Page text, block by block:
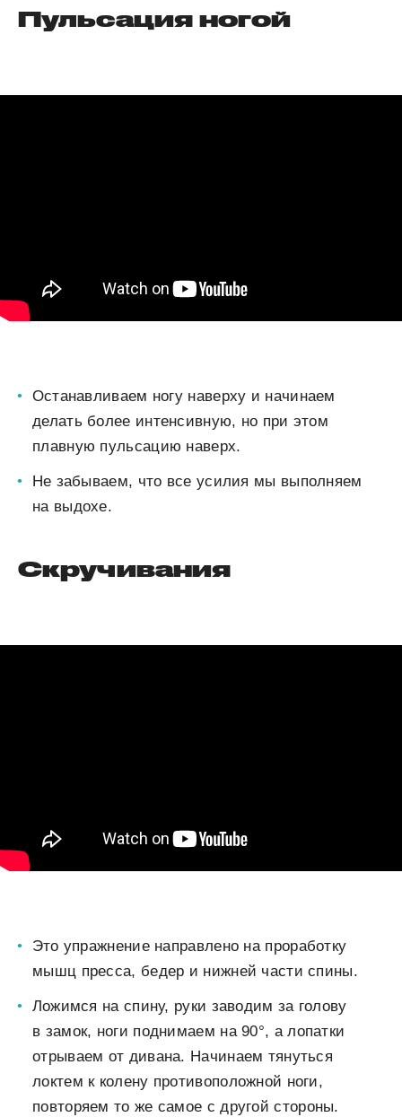
Пульсация ногой
Останавливаем ногу наверху и начинаем
делать более интенсивную, но при этом
плавную пульсацию наверх.
Не забываем, что все усилия мы выполняем
на выдохе.
Скручивания
Это упражнение направлено на проработку
мышц пресса, бедер и нижней части спины.
Ложимся на спину, руки заводим за голову
в замок, ноги поднимаем на 90°, а лопатки
отрываем от дивана. Начинаем тянуться
локтем к колену противоположной ноги,
повторяем то же самое с другой стороны.